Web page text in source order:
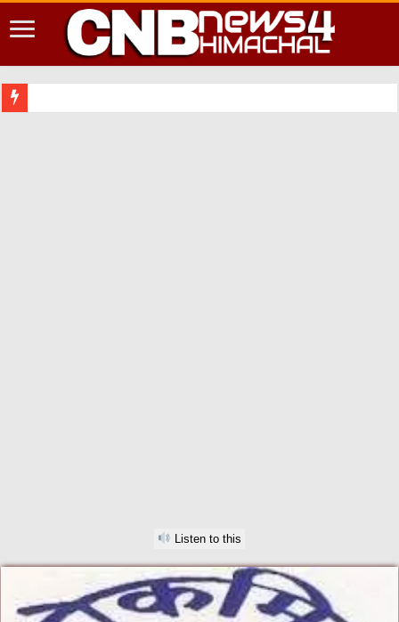
Listen to this